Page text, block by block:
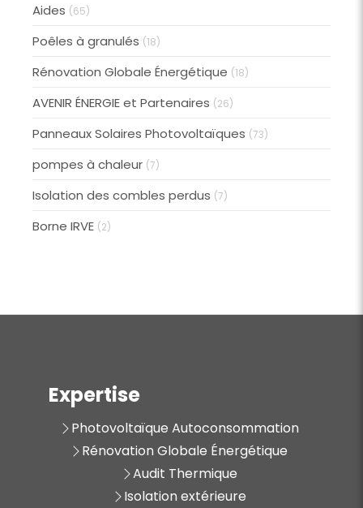
Aides (65)
Poêles à granulés (18)
Rénovation Globale Énergétique (18)
AVENIR ÉNERGIE et Partenaires (26)
Panneaux Solaires Photovoltaïques (73)
pompes à chaleur (7)
Isolation des combles perdus (7)
Borne IRVE (2)
Expertise
Photovoltaïque Autoconsommation
Rénovation Globale Énergétique
Audit Thermique
Isolation extérieure